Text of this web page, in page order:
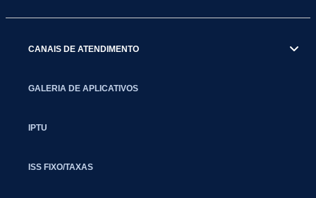
CANAIS DE ATENDIMENTO
GALERIA DE APLICATIVOS
IPTU
ISS FIXO/TAXAS